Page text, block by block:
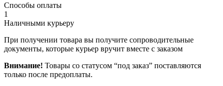
Способы оплаты
1
Наличными курьеру
При получении товара вы получите сопроводительные
документы, которые курьер вручит вместе с заказом
Внимание! Товары со статусом “под заказ” поставляются
только после предоплаты.